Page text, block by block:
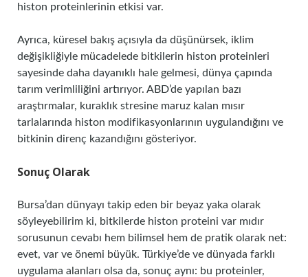
histon proteinlerinin etkisi var.
Ayrıca, küresel bakış açısıyla da düşünürsek, iklim
değişikliğiyle mücadelede bitkilerin histon proteinleri
sayesinde daha dayanıklı hale gelmesi, dünya çapında
tarım verimliliğini artırıyor. ABD’de yapılan bazı
araştırmalar, kuraklık stresine maruz kalan mısır
tarlalarında histon modifikasyonlarının uygulandığını ve
bitkinin direnç kazandığını gösteriyor.
Sonuç Olarak
Bursa’dan dünyayı takip eden bir beyaz yaka olarak
söyleyebilirim ki, bitkilerde histon proteini var mıdır
sorusunun cevabı hem bilimsel hem de pratik olarak net:
evet, var ve önemi büyük. Türkiye’de ve dünyada farklı
uygulama alanları olsa da, sonuç aynı: bu proteinler,